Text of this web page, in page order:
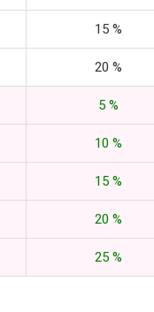
15 %
20 %
5 %
10 %
15 %
20 %
25 %